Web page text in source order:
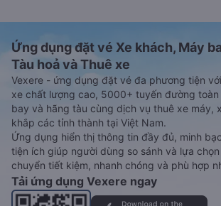
Ứng dụng đặt vé Xe khách, Máy
Tàu hoả và Thuê xe
Vexere - ứng dụng đặt vé đa phương tiện
xe chất lượng cao, 5000+ tuyến đường
bay và hãng tàu cùng dịch vụ thuê xe máy,
khắp các tỉnh thành tại Việt Nam.
Ứng dụng hiển thị thông tin đầy đủ, minh
tiện ích giúp người dùng so sánh và lựa
chuyển tiết kiệm, nhanh chóng và phù hợp
Tải ứng dụng Vexere ngay